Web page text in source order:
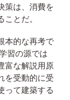
策は、消費を
とだ。
本的な再考で
習の源では
富な解説用原
を受動的に受
って建築する